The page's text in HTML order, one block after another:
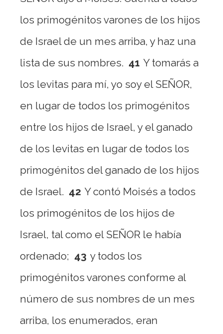
los primogénitos varones de los hijos
de Israel de un mes arriba, y haz una
lista de sus nombres. 41 Y tomarás a
los levitas para mí, yo soy el SEÑOR,
en lugar de todos los primogénitos
entre los hijos de Israel, y el ganado
de los levitas en lugar de todos los
primogénitos del ganado de los hijos
de Israel. 42 Y contó Moisés a todos
los primogénitos de los hijos de
Israel, tal como el SEÑOR le había
ordenado; 43 y todos los
primogénitos varones conforme al
número de sus nombres de un mes
arriba, los enumerados, eran